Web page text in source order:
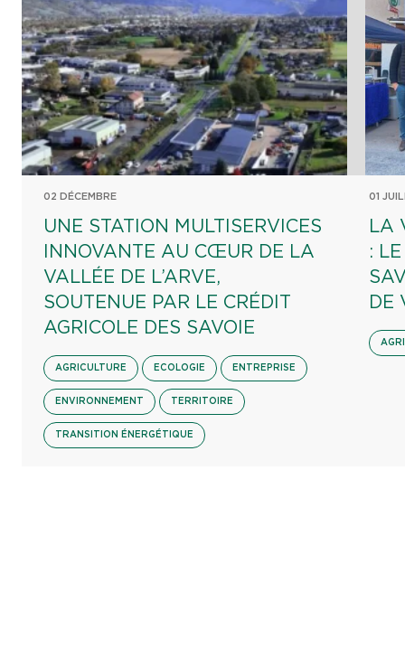
02 DÉCEMBRE
UNE STATION MULTISERVICES
INNOVANTE AU CŒUR DE LA
VALLÉE DE L’ARVE,
SOUTENUE PAR LE CRÉDIT
AGRICOLE DES SAVOIE
AGRICULTURE ECOLOGIE ENTREPRISE
ENVIRONNEMENT TERRITOIRE
TRANSITION ÉNERGÉTIQUE
01
LA
:
DE